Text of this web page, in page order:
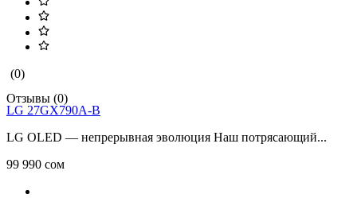
(0)
Отзывы (0)
LG 27GX790A-B
LG OLED — непрерывная эволюция Наш потрясающий...
99 990 сом